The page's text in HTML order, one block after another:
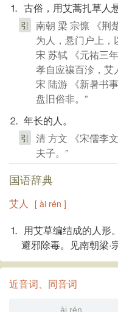
⒈ 古俗，用艾蒿扎草人
引
南朝 梁 宗懔 《荆
为人，悬门户上，
宋 苏轼 《元祐三
孝自应禳百沴，艾
宋 陆游 《新暑书
盘旧俗非。”
⒉ 年长的人。
引
清 方文 《宋儒李
夫子。”
国语辞典
艾人 [ ài rén ]
⒈ 用艾草编结成的人形
避邪除毒。见南朝梁·
近音词、同音词
ài rén